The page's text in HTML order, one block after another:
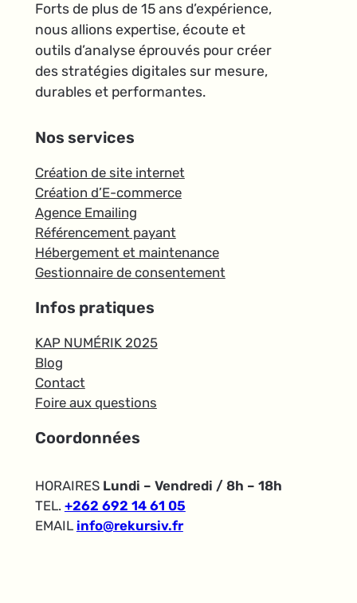
Forts de plus de 15 ans d’expérience,
nous allions expertise, écoute et
outils d’analyse éprouvés pour créer
des stratégies digitales sur mesure,
durables et performantes.
Nos services
Création de site internet
Création d’E-commerce
Agence Emailing
Référencement payant
Hébergement et maintenance
Gestionnaire de consentement
Infos pratiques
KAP NUMÉRIK 2025
Blog
Contact
Foire aux questions
Coordonnées
HORAIRES Lundi – Vendredi / 8h – 18h
TEL. +262 692 14 61 05
EMAIL info@rekursiv.fr